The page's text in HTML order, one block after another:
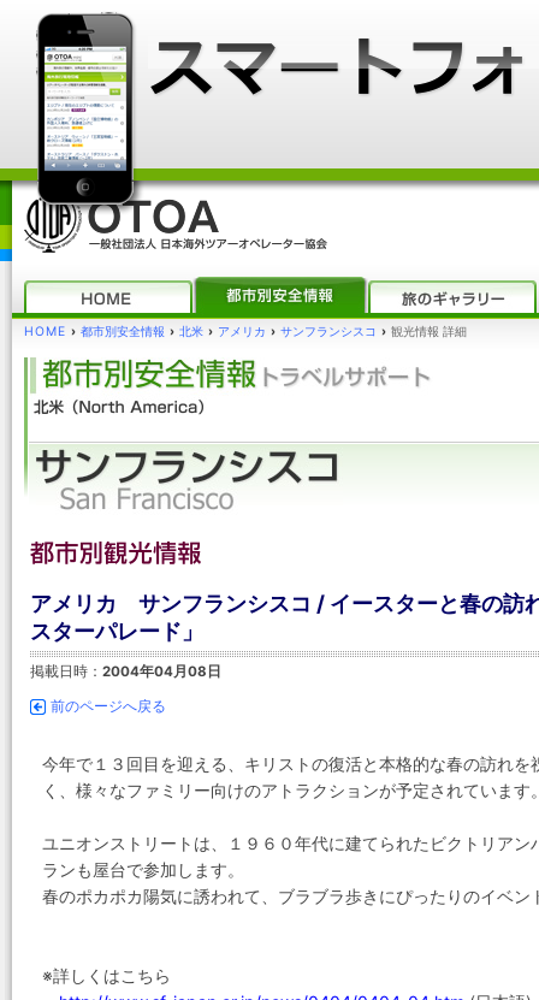
HOME › 都市別安全情報 › 北米 › アメリカ › サンフランシスコ › 観光情報 詳細
アメリカ サンフランシスコ / イースターと春の訪
スターパレード」
掲載日時： 2004年04月08日
前のページへ戻る
今年で１３回目を迎える、キリストの復活と本格的な春の訪れ
く、様々なファミリー向けのアトラクションが予定されています
ユニオンストリートは、１９６０年代に建てられたビクトリア
ランも屋台で参加します。
春のポカポカ陽気に誘われて、ブラブラ歩きにぴったりのイベン
※詳しくはこちら